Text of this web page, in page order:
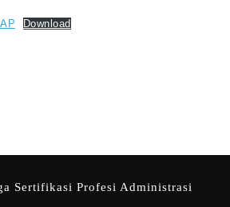
Download
Sertifikasi Profesi Administrasi